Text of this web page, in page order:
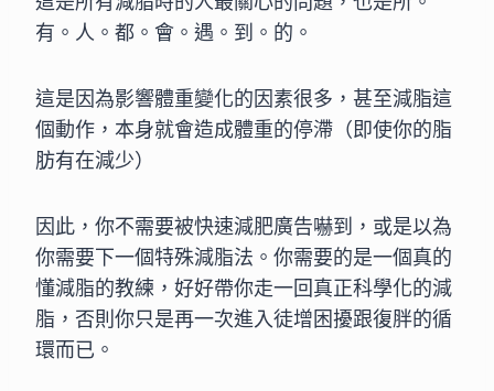
有。人。都。會。遇。到。的。
這是因為影響體重變化的因素很多，甚至減脂這
個動作，本身就會造成體重的停滯（即使你的脂
肪有在減少）
因此，你不需要被快速減肥廣告嚇到，或是以為
你需要下一個特殊減脂法。你需要的是一個真的
懂減脂的教練，好好帶你走一回真正科學化的減
脂，否則你只是再一次進入徒增困擾跟復胖的循
環而已。